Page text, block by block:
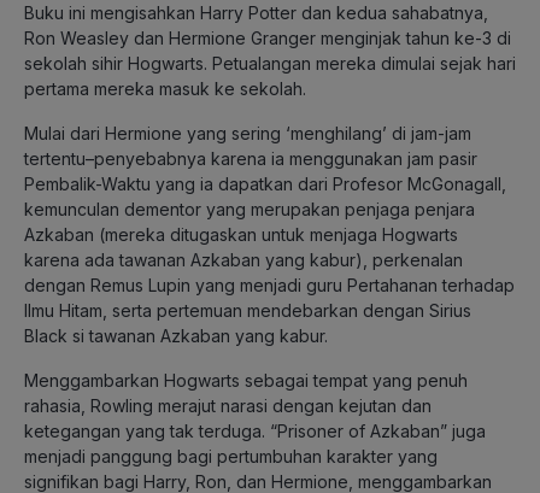
Buku ini mengisahkan Harry Potter dan kedua sahabatnya,
Ron Weasley dan Hermione Granger menginjak tahun ke-3 di
sekolah sihir Hogwarts. Petualangan mereka dimulai sejak hari
pertama mereka masuk ke sekolah.
Mulai dari Hermione yang sering ‘menghilang’ di jam-jam
tertentu–penyebabnya karena ia menggunakan jam pasir
Pembalik-Waktu yang ia dapatkan dari Profesor McGonagall,
kemunculan dementor yang merupakan penjaga penjara
Azkaban (mereka ditugaskan untuk menjaga Hogwarts
karena ada tawanan Azkaban yang kabur), perkenalan
dengan Remus Lupin yang menjadi guru Pertahanan terhadap
Ilmu Hitam, serta pertemuan mendebarkan dengan Sirius
Black si tawanan Azkaban yang kabur.
Menggambarkan Hogwarts sebagai tempat yang penuh
rahasia, Rowling merajut narasi dengan kejutan dan
ketegangan yang tak terduga. “Prisoner of Azkaban” juga
menjadi panggung bagi pertumbuhan karakter yang
signifikan bagi Harry, Ron, dan Hermione, menggambarkan